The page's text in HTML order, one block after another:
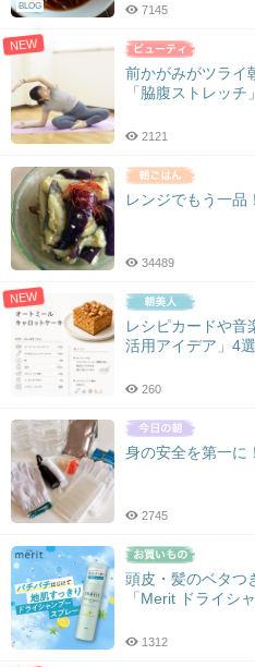
BLOG 7145
NEW
前かがみがツライ
「脇腹ストレッチ」
2121
レンジでもう一品
34489
NEW
レシピカードや音
活用アイデア」4選
260
身の安全を第一に
2745
頭皮・髪のベタつ
「Merit ドライシ
1312